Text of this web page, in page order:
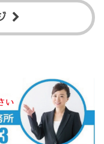
相続人が複
割を明確に
（